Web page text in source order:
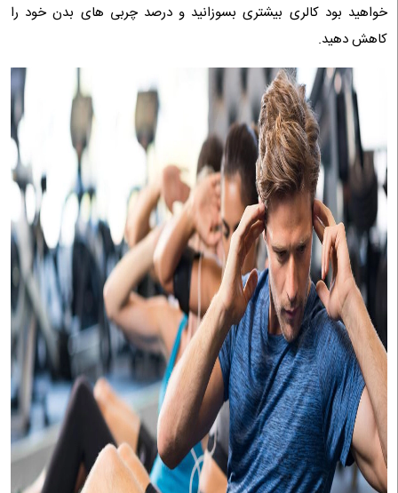
خواهید بود کالری بیشتری بسوزانید و درصد چربی های بدن خود را
کاهش دهید.